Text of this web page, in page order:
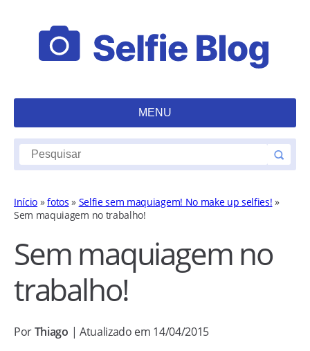
MENU
Início »fotos » Selfie sem maquiagem! No make up selfies! »
Sem maquiagem no trabalho!
Sem maquiagem no
trabalho!
PorThiago | Atualizado em 14/04/2015